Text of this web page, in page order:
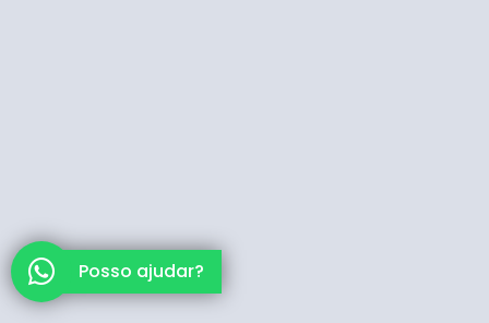
Posso ajudar?